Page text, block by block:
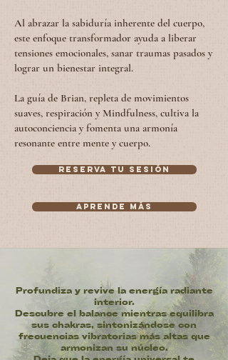
Al abrazar la sabiduría inherente del cuerpo,
este enfoque transformador ayuda a liberar
tensiones emocionales, sanar traumas pasados ​​y
lograr un bienestar integral.
La guía de Brian, repleta de movimientos
suaves, respiración y Mindfulness, cultiva la
autoconciencia y fomenta una armonía
resonante entre mente y cuerpo.
RESERVA TU SESIÓN
Aprende más
Profundiza y revive la energía radiante
interior.
Descubre el balance mientras equilibra
sus chakras, sintonizándose con
frecuencias vibratorias más altas que
armonizan su núcleo.